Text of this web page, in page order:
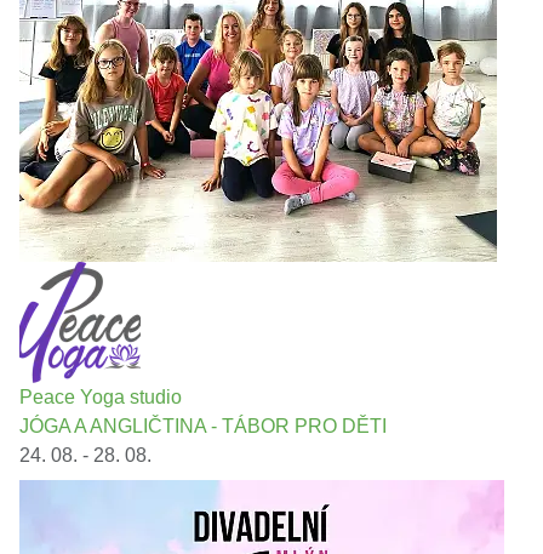
Peace Yoga studio
JÓGA A ANGLIČTINA - TÁBOR PRO DĚTI
24. 08. - 28. 08.